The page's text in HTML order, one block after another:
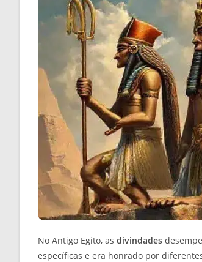
No Antigo Egito, as divindades
específicas e era honrado por